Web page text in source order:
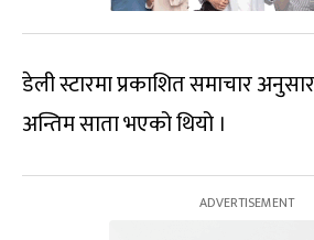
डेली स्टारमा प्रकाशित समाचार
अन्तिम साता भएको थियो ।